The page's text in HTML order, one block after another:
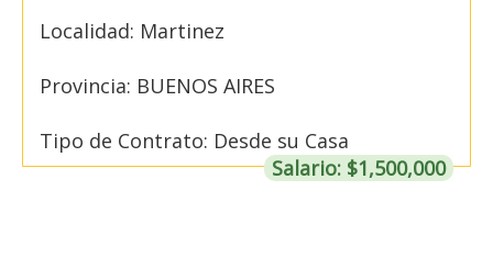
Localidad: Martinez
Provincia: BUENOS AIRES
Tipo de Contrato: Desde su Casa
Salario: $1,500,000